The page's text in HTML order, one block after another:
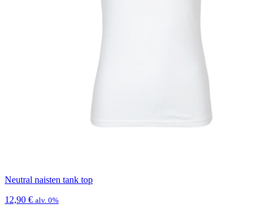
Neutral naisten tank top
12,90 € alv. 0%